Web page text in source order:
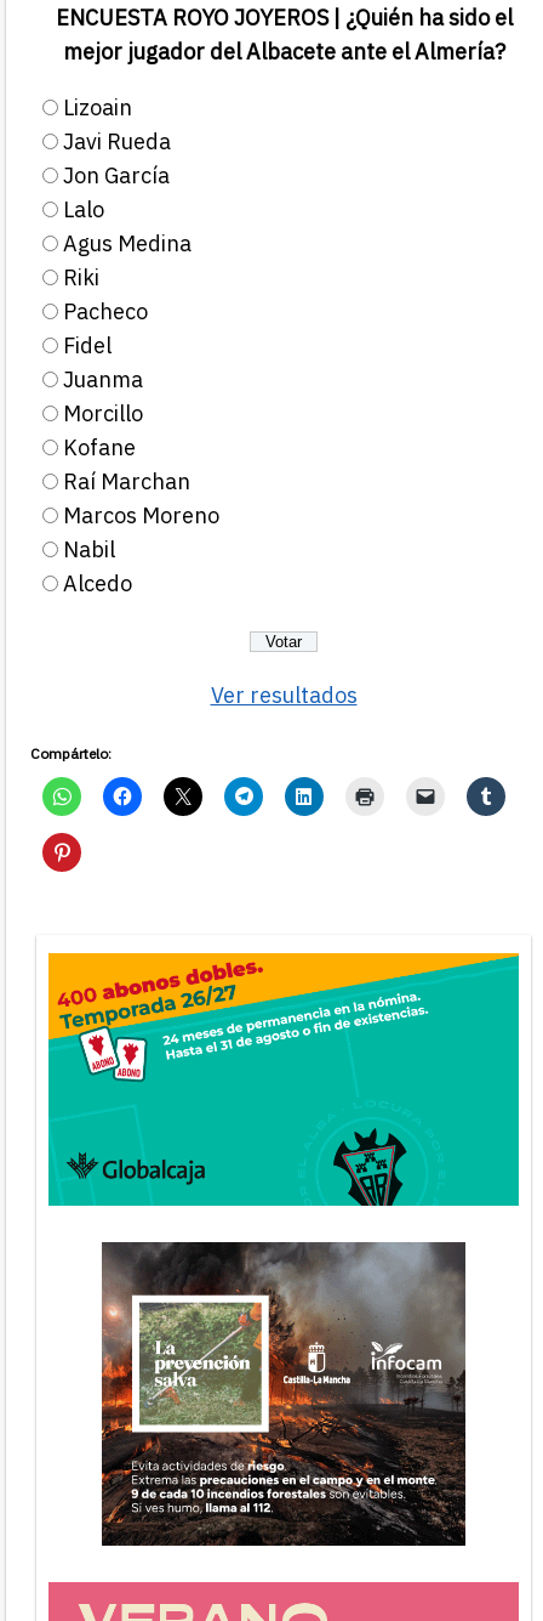
ENCUESTA ROYO JOYEROS | ¿Quién ha sido el
mejor jugador del Albacete ante el Almería?
Lizoain
Javi Rueda
Jon García
Lalo
Agus Medina
Riki
Pacheco
Fidel
Juanma
Morcillo
Kofane
Raí Marchan
Marcos Moreno
Nabil
Alcedo
Ver resultados
Compártelo: